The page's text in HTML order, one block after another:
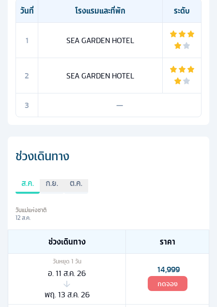
วันที่ โรงแรมและที่พัก ระดับ
1 SEA GARDEN HOTEL
2 SEA GARDEN HOTEL
3 —
ช่วงเดินทาง
ส.ค. ก.ย. ต.ค.
วันแม่แห่งชาติ
12 ส.ค.
ช่วงเดินทาง ราคา
วันหยุด 1 วัน
อ. 11 ส.ค. 26
พฤ. 13 ส.ค. 26
14,999
กดจอง